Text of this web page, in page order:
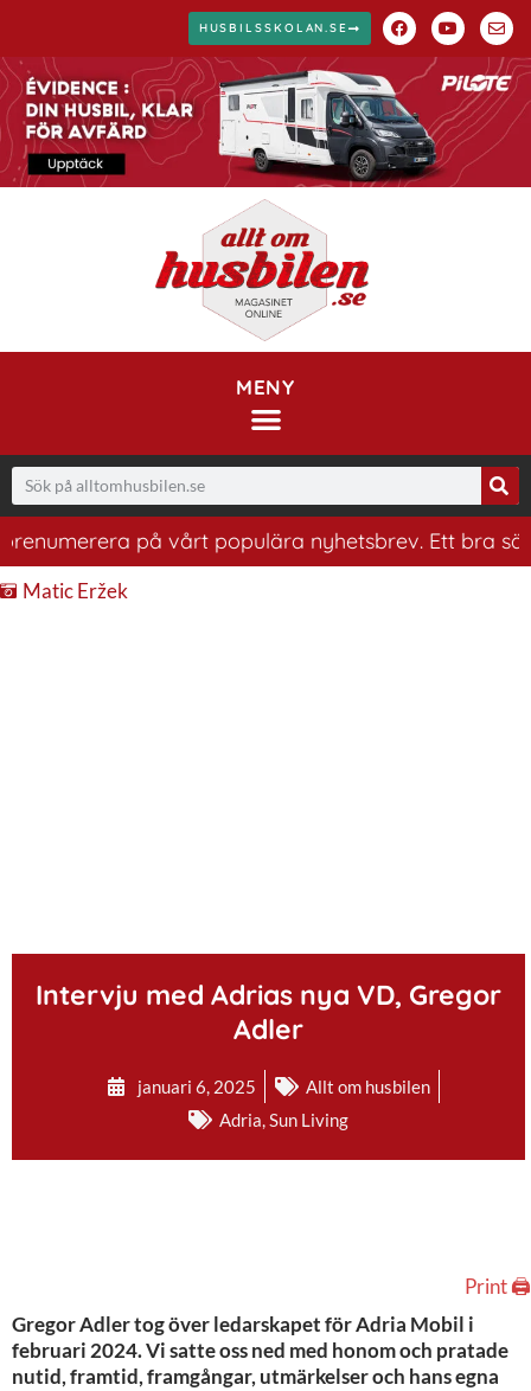
HUSBILSSKOLAN.SE
MENY
på vårt populära nyhetsbrev. Ett bra sätt att
Matic Eržek
Intervju med Adrias nya VD, Gregor
Adler
januari 6, 2025
Allt om husbilen
Adria,Sun Living
Print 🖨
Gregor Adler tog över ledarskapet för Adria Mobil i
februari 2024. Vi satte oss ned med honom och pratade
nutid, framtid, framgångar, utmärkelser och hans egna